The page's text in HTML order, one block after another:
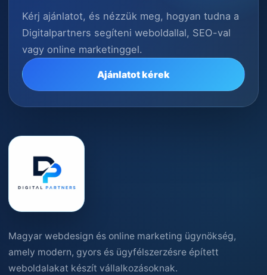
Kérj ajánlatot, és nézzük meg, hogyan tudna a
Digitalpartners segíteni weboldallal, SEO-val
vagy online marketinggel.
Ajánlatot kérek
Magyar webdesign és online marketing ügynökség,
amely modern, gyors és ügyfélszerzésre épített
weboldalakat készít vállalkozásoknak.